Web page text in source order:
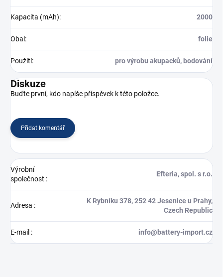
Kapacita (mAh): 2000
Obal : folie
Použití: pro výrobu akupacků, bodování
Diskuze
Buďte první, kdo napíše příspěvek k této položce.
Přidat komentář
Výrobní
společnost :
Efteria, spol. s r.o.
Adresa :
K Rybníku 378, 252 42 Jesenice u Prahy,
Czech Republic
E-mail : info@battery-import.cz